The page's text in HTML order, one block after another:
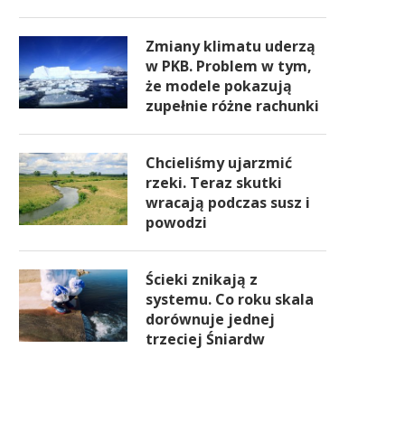
Zmiany klimatu uderzą
w PKB. Problem w tym,
że modele pokazują
zupełnie różne rachunki
Chcieliśmy ujarzmić
rzeki. Teraz skutki
wracają podczas susz i
powodzi
Ścieki znikają z
systemu. Co roku skala
dorównuje jednej
trzeciej Śniardw